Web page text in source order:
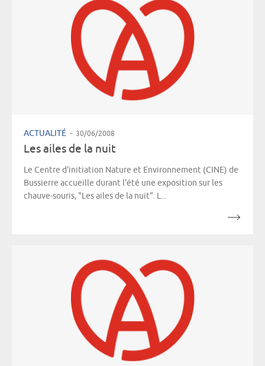
ACTUALITÉ - 30/06/2008
Les ailes de la nuit
Le Centre d'initiation Nature et Environnement (CINE) de
Bussierre accueille durant l'été une exposition sur les
chauve-souris, "Les ailes de la nuit". L...